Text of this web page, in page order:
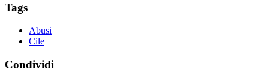
Tags
Abusi
Cile
Condividi